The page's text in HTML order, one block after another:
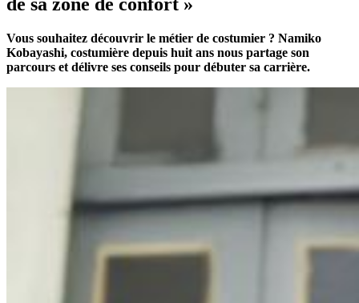
Vous souhaitez découvrir le métier de costumier ? Namiko
Kobayashi, costumière depuis huit ans nous partage son
parcours et délivre ses conseils pour débuter sa carrière.